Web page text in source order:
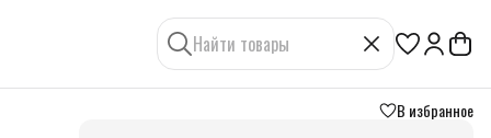
В избранное